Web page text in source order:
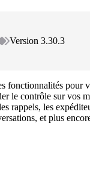
Version 3.30.3
fonctionnalités pour
le contrôle sur vos
rappels, les
et plus